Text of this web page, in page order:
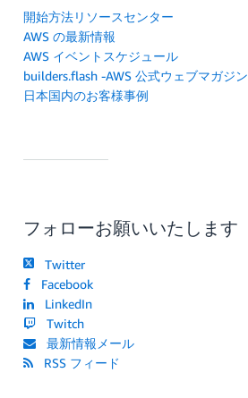
開始方法リソースセンター
AWS の最新情報
AWS イベントスケジュール
builders.flash -AWS 公式ウェブマガジン
日本国内のお客様事例
フォローお願いいたします
Twitter
Facebook
LinkedIn
Twitch
最新情報メール
RSS フィード